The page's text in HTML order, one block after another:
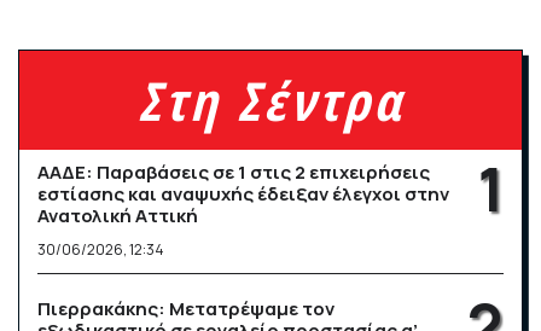
Στη Σέντρα
ΑΑΔΕ: Παραβάσεις σε 1 στις 2 επιχειρήσεις
εστίασης και αναψυχής έδειξαν έλεγχοι στην
Ανατολική Αττική
30/06/2026, 12:34
Πιερρακάκης: Μετατρέψαμε τον